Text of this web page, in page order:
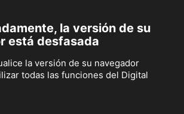
la versión de su
está desfasada
la versión de su navegador
todas las funciones del Digital